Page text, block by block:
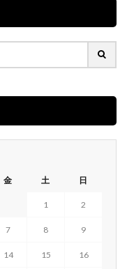
金 土 日
1 2
7 8 9
14 15 16